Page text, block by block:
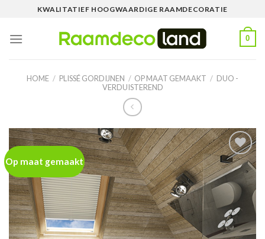
content
KWALITATIEF HOOGWAARDIGE RAAMDECORATIE
0
HOME / PLISSÉ GORDIJNEN / OP MAAT GEMAAKT / DUO -
VERDUISTEREND
Op maat gemaakt
Toevoegen
aan
wenslijst